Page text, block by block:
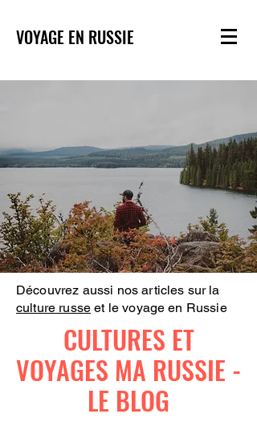
VOYAGE EN RUSSIE
Découvrez aussi nos articles sur la
culture russe et le voyage en Russie
CULTURES ET
VOYAGES MA RUSSIE -
LE BLOG